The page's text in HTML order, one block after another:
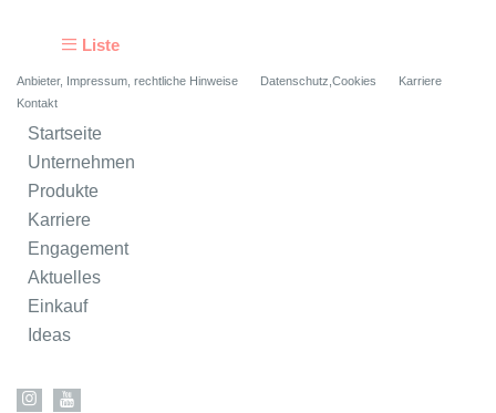
Liste
Anbieter, Impressum, rechtliche Hinweise Datenschutz,Cookies
Karriere
Kontakt
Startseite
Unternehmen
Produkte
Karriere
Engagement
Aktuelles
Einkauf
Ideas